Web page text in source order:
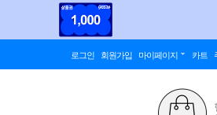
로그인 회원가입 마이페이지 카트